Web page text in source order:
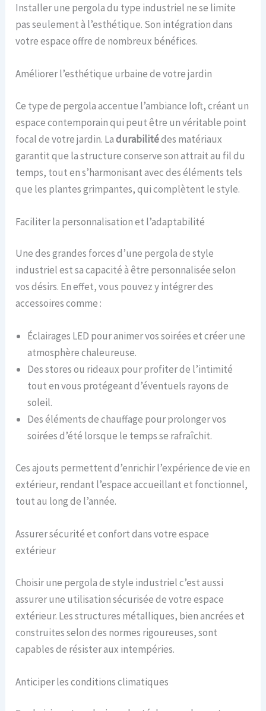
Installer une pergola du type industriel ne se limite
pas seulement à l’esthétique. Son intégration dans
votre espace offre de nombreux bénéfices.
Améliorer l’esthétique urbaine de votre jardin
Ce type de pergola accentue l’ambiance loft, créant un
espace contemporain qui peut être un véritable point
focal de votre jardin. Ladurabilitédes matériaux
garantit que la structure conserve son attrait au fil du
temps, tout en s’harmonisant avec des éléments tels
que les plantes grimpantes, qui complètent le style.
Faciliter la personnalisation et l’adaptabilité
Une des grandes forces d’une pergola de style
industriel est sa capacité à être personnalisée selon
vos désirs. En effet, vous pouvez y intégrer des
accessoires comme :
Éclairages LED pour animer vos soirées et créer une
atmosphère chaleureuse.
Des stores ou rideaux pour profiter de l’intimité
tout en vous protégeant d’éventuels rayons de
soleil.
Des éléments de chauffage pour prolonger vos
soirées d’été lorsque le temps se rafraîchit.
Ces ajouts permettent d’enrichir l’expérience de vie en
extérieur, rendant l’espace accueillant et fonctionnel,
tout au long de l’année.
Assurer sécurité et confort dans votre espace
extérieur
Choisir une pergola de style industriel c’est aussi
assurer une utilisation sécurisée de votre espace
extérieur. Les structures métalliques, bien ancrées et
construites selon des normes rigoureuses, sont
capables de résister aux intempéries.
Anticiper les conditions climatiques